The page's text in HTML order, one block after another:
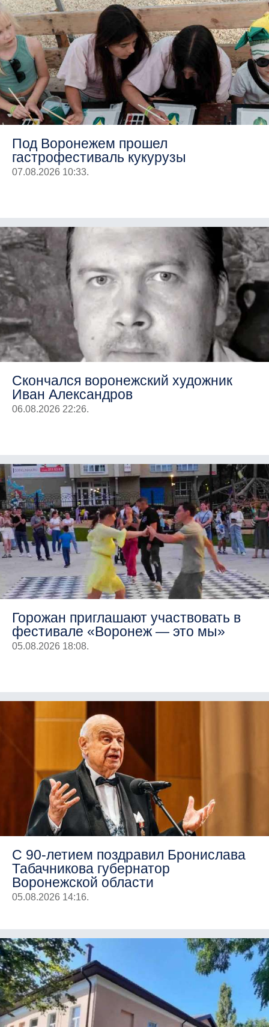
Под Воронежем прошел
гастрофестиваль кукурузы
07.08.2026 10:33.
Скончался воронежский художник
Иван Александров
06.08.2026 22:26.
Горожан приглашают участвовать в
фестивале «Воронеж — это мы»
05.08.2026 18:08.
С 90-летием поздравил Бронислава
Табачникова губернатор
Воронежской области
05.08.2026 14:16.